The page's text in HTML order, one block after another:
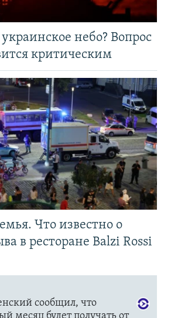
небо? Вопрос
критическим
Что известно о
в ресторане Balzi Rossi